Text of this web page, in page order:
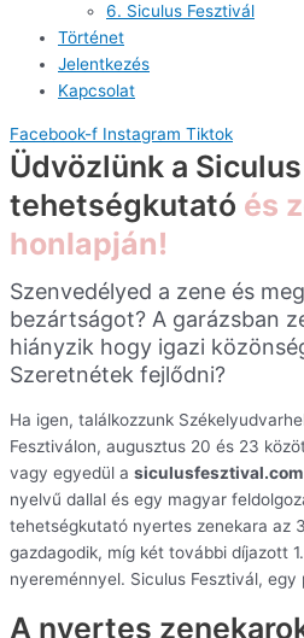
6. Siculus Fesztivál
Történet
Jelentkezés
Kapcsolat
Facebook-f Instagram Tiktok
Üdvözlünk a Siculus
tehetségkutató és
honlapján!
Szenvedélyed a zene és
bezártságot? A garázsban
hiányzik hogy igazi
Szeretnétek fejlődni?
Ha igen, találkozzunk
Fesztiválon, augusztus 20 és 23
vagy egyedül a siculusfesztival.com
nyelvű dallal és egy magyar
tehetségkutató nyertes zenekara az
gazdagodik, míg két további díjazott
nyereménnyel. Siculus Fesztivál, egy
A nyertes